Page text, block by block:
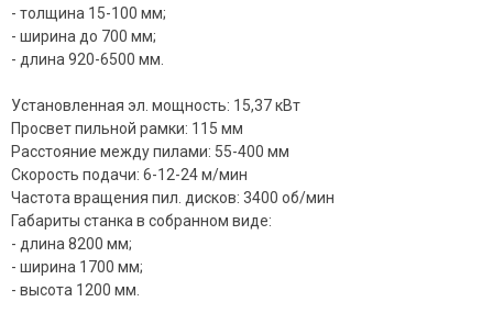
- толщина 15-100 мм;
- ширина до 700 мм;
- длина 920-6500 мм.
Установленная эл. мощность: 15,37 кВт
Просвет пильной рамки: 115 мм
Расстояние между пилами: 55-400 мм
Скорость подачи: 6-12-24 м/мин
Частота вращения пил. дисков: 3400 об/мин
Габариты станка в собранном виде:
- длина 8200 мм;
- ширина 1700 мм;
- высота 1200 мм.